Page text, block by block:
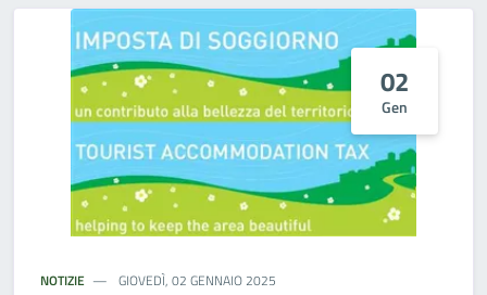
02
Gen
NOTIZIE GIOVEDÌ, 02 GENNAIO 2025